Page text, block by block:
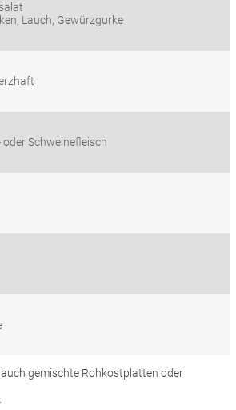
Lauch, Gewürzgurke
Schweinefleisch
gemischte Rohkostplatten oder